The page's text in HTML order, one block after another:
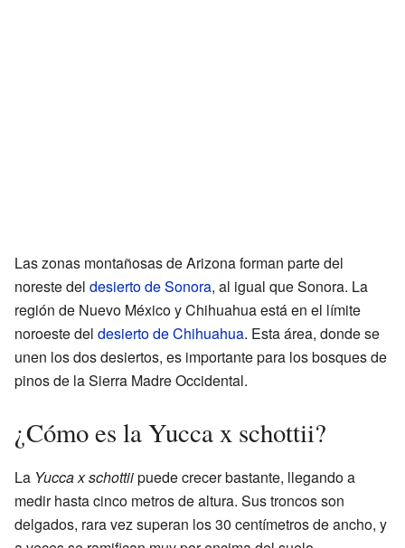
Las zonas montañosas de Arizona forman parte del
noreste del desierto de Sonora, al igual que Sonora. La
región de Nuevo México y Chihuahua está en el límite
noroeste del desierto de Chihuahua. Esta área, donde se
unen los dos desiertos, es importante para los bosques de
pinos de la Sierra Madre Occidental.
¿Cómo es la Yucca x schottii?
La Yucca x schottiipuede crecer bastante, llegando a
medir hasta cinco metros de altura. Sus troncos son
delgados, rara vez superan los 30 centímetros de ancho, y